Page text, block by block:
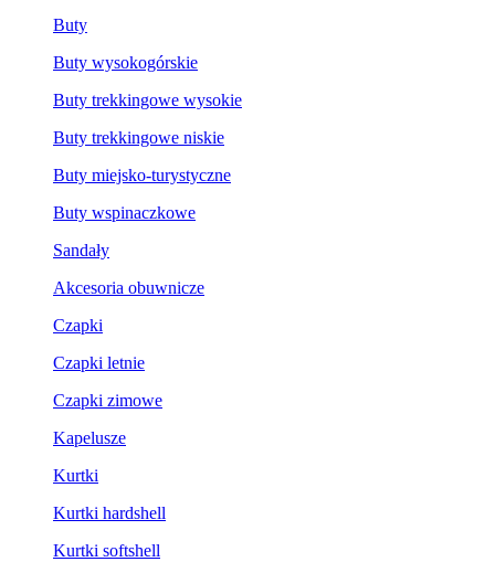
Buty
Buty wysokogórskie
Buty trekkingowe wysokie
Buty trekkingowe niskie
Buty miejsko-turystyczne
Buty wspinaczkowe
Sandały
Akcesoria obuwnicze
Czapki
Czapki letnie
Czapki zimowe
Kapelusze
Kurtki
Kurtki hardshell
Kurtki softshell